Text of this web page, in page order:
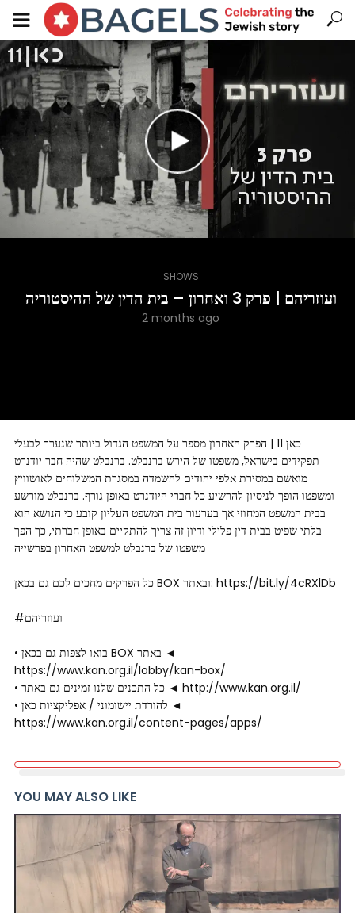
SHOWS
ועוזריהם | פרק 3 ואחרון – בית הדין של ההיסטוריה
2 months ago
כאן 11 | הפרק האחרון מספר על המשפט הגדול ביותר שנערך לבעלי
תפקידים בישראל, משפטו של הירש ברנבלט. ברנבלט שהיה חבר יודנרט
מואשם במסירת אלפי יהודים להשמדה במסגרת המשלוחים לאושוויץ
ומשפטו הופך לניסיון להרשיע כל חברי היודנרט באופן גורף. ברנבלט מורשע
בבית המשפט המחוזי אך בערעור בית המשפט העליון קובע כי הנושא הוא
בלתי שפיט בבית דין פלילי ודיון זה צריך להתקיים באופן חברתי, כך הפך
משפטו של ברנבלט למשפט האחרון בפרשייה
כל הפרקים מחכים לכם גם בכאן BOX ובאתר: https://bit.ly/4cRXlDb
#ועוזריהם
• בואו לצפות גם בכאן BOX באתר ◄
https://www.kan.org.il/lobby/kan-box/
• כל התכנים שלנו זמינים גם באתר ◄ http://www.kan.org.il/
• להורדת יישומוני / אפליקציות כאן ◄
https://www.kan.org.il/content-pages/apps/
YOU MAY ALSO LIKE